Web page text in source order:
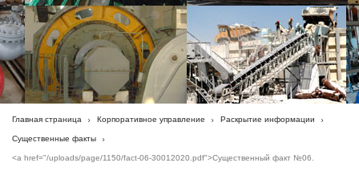
Главная страница Корпоративное управление Раскрытие информации
Существенные факты
<a href="/uploads/page/1150/fact-06-30012020.pdf">Существенный факт №06.